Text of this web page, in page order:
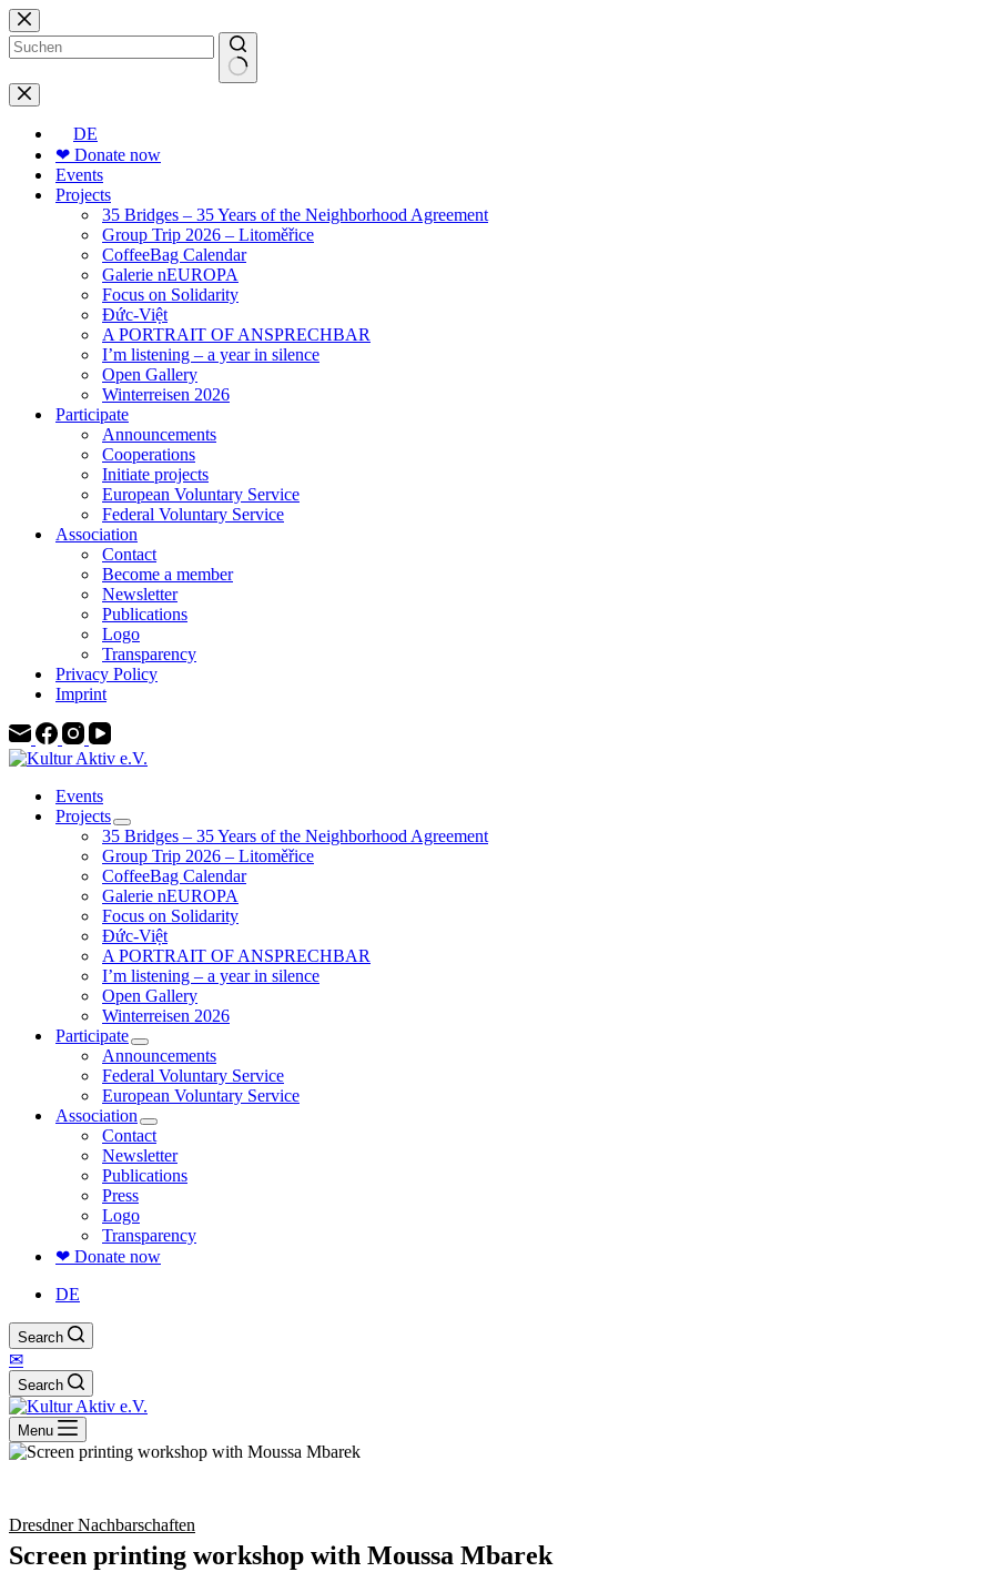
Skip
to
content
No
results
DE
❤ Donate now
Events
Projects
35 Bridges – 35 Years of the Neighborhood Agreement
Group Trip 2026 – Litoměřice
CoffeeBag Calendar
Galerie nEUROPA
Focus on Solidarity
Đức-Việt
A PORTRAIT OF ANSPRECHBAR
I’m listening – a year in silence
Open Gallery
Winterreisen 2026
Participate
Announcements
Cooperations
Initiate projects
European Voluntary Service
Federal Voluntary Service
Association
Contact
Become a member
Newsletter
Publications
Logo
Transparency
Privacy Policy
Imprint
Events
Projects
35 Bridges – 35 Years of the Neighborhood Agreement
Group Trip 2026 – Litoměřice
CoffeeBag Calendar
Galerie nEUROPA
Focus on Solidarity
Đức-Việt
A PORTRAIT OF ANSPRECHBAR
I’m listening – a year in silence
Open Gallery
Winterreisen 2026
Participate
Announcements
Federal Voluntary Service
European Voluntary Service
Association
Contact
Newsletter
Publications
Press
Logo
Transparency
❤ Donate now
DE
Search
✉
Search
Menu
Dresdner Nachbarschaften
Screen printing workshop with Moussa Mbarek